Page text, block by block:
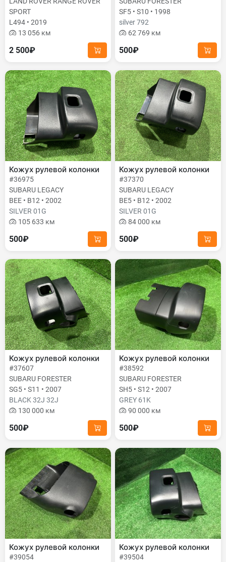
SPORT
L494 • 2019
13 056 км
2 500₽
SF5 • S10 • 1998
silver 792
62 769 км
500₽
Кожух рулевой колонки
#36975
SUBARU LEGACY
BEE • B12 • 2002
SILVER 01G
105 633 км
500₽
Кожух рулевой колонки
#37370
SUBARU LEGACY
BE5 • B12 • 2002
SILVER 01G
84 000 км
500₽
Кожух рулевой колонки
#37607
SUBARU FORESTER
SG5 • S11 • 2007
BLACK 32J 32J
130 000 км
500₽
Кожух рулевой колонки
#38592
SUBARU FORESTER
SH5 • S12 • 2007
GREY 61K
90 000 км
500₽
Кожух рулевой колонки
#39054
Кожух рулевой колонки
#39504